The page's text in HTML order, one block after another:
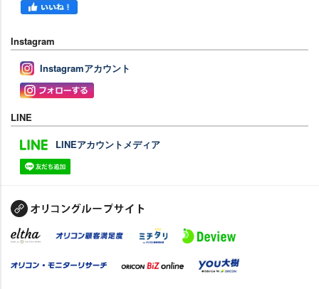
Instagram
Instagramアカウント
LINE
LINEアカウントメディア